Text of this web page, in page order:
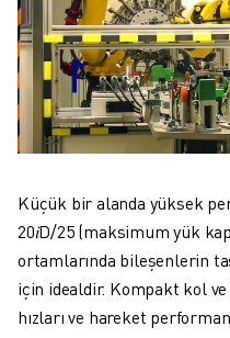
Küçük bir alanda yüksek
20𝑖D/25 (maksimum yük
ortamlarında bileşenlerin
için idealdir. Kompakt kol ve
hızları ve hareket